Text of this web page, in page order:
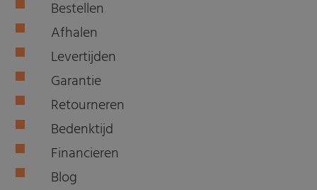
Bestellen
Afhalen
Levertijden
Garantie
Retourneren
Bedenktijd
Financieren
Blog